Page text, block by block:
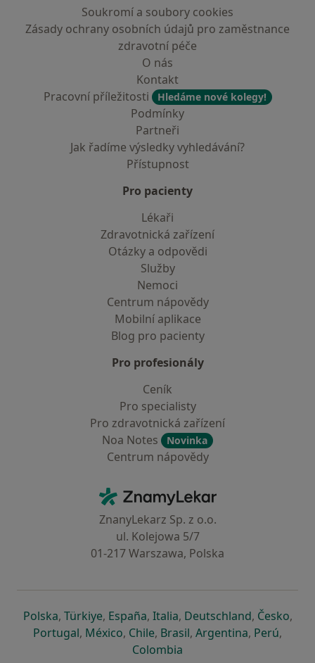
Soukromí a soubory cookies
Zásady ochrany osobních údajů pro zaměstnance
zdravotní péče
O nás
Kontakt
Pracovní příležitosti
Hledáme nové kolegy!
Podmínky
Partneři
Jak řadíme výsledky vyhledávání?
Přístupnost
Pro pacienty
Lékaři
Zdravotnická zařízení
Otázky a odpovědi
Služby
Nemoci
Centrum nápovědy
Mobilní aplikace
Blog pro pacienty
Pro profesionály
Ceník
Pro specialisty
Pro zdravotnická zařízení
Noa Notes
Novinka
Centrum nápovědy
ZnamyLekar - Hlavní stránka
ZnanyLekarz Sp. z o.o.
ul. Kolejowa 5/7
01-217 Warszawa, Polska
Polskase otevře v nové záložce
, Türkiyese otevře v nové záložce
, Españase otevře v nové záložce
, Italiase otevře v nové záložce
, Deutschlandse otevře v
, Českose
,
Portugalse otevře v nové záložce
, Méxicose otevře v nové záložce
, Chilese otevře v nové záložce
, Brasilse otevře v nové
, Argentinase otevře v
, Perúse
,
Colombia